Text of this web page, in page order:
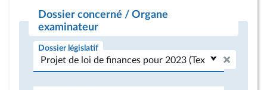
Dossier concerné / Organe
examinateur
Dossier législatif